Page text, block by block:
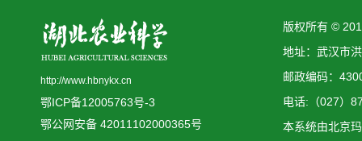
http://www.hbnykx.cn
鄂ICP备12005763号-3
鄂公网安备 42011102000365号
版权所有 ©
地址：武汉市
邮政编码：
电话:（027）
本系统由北京